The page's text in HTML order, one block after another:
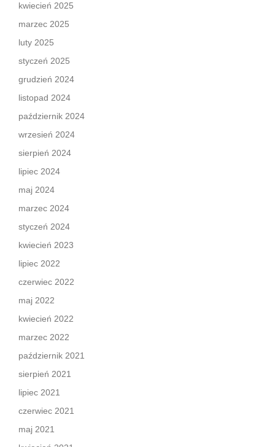
kwiecień 2025
marzec 2025
luty 2025
styczeń 2025
grudzień 2024
listopad 2024
październik 2024
wrzesień 2024
sierpień 2024
lipiec 2024
maj 2024
marzec 2024
styczeń 2024
kwiecień 2023
lipiec 2022
czerwiec 2022
maj 2022
kwiecień 2022
marzec 2022
październik 2021
sierpień 2021
lipiec 2021
czerwiec 2021
maj 2021